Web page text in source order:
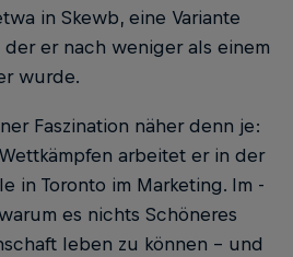
in Skewb, eine Variante
der er nach weniger als einem
wurde.
Faszination ­näher denn je:
arbeitet er in der
in Toronto im Marketing. Im
es nichts Schöneres
­leben zu können – und